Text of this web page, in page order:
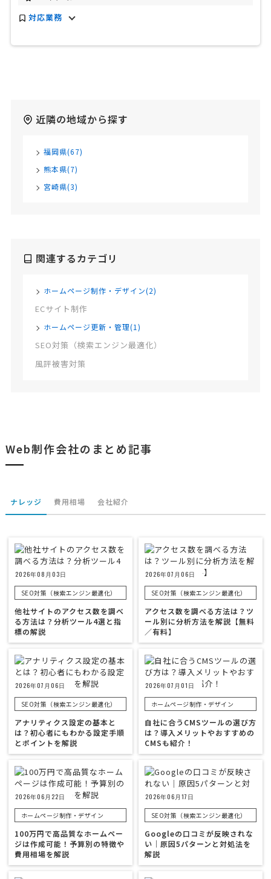
対応業務
近隣の地域から探す
福岡県(67)
熊本県(7)
宮崎県(3)
関連するカテゴリ
ホームページ制作・デザイン(2)
ECサイト制作
ホームページ更新・管理(1)
SEO対策（検索エンジン最適化）
風評被害対策
Web制作会社のまとめ記事
ナレッジ 費用相場 会社紹介
2026年08月03日
SEO対策（検索エンジン最適化）
他社サイトのアクセス数を調べ
る方法は？分析ツール4選と指
標の解説
2026年07月06日
SEO対策（検索エンジン最適化）
アクセス数を調べる方法は？ツ
ール別に分析方法を解説【無料
／有料】
2026年07月06日
SEO対策（検索エンジン最適化）
アナリティクス設定の基本と
は？初心者にもわかる設定手順
とポイントを解説
2026年07月01日
ホームページ制作・デザイン
自社に合うCMSツールの選び方
は？導入メリットやおすすめの
CMSも紹介！
2026年06月22日
ホームページ制作・デザイン
100万円で高品質なホームペー
ジは作成可能！予算別の特徴や
費用相場を解説
2026年06月17日
SEO対策（検索エンジン最適化）
Googleの口コミが反映されな
い｜原因5パターンと対処法を
解説